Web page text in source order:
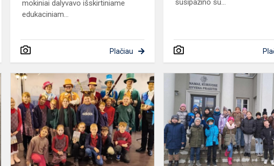
mokiniai dalyvavo išskirtiniame
edukaciniam...
Plačiau
susipažino su...
„Pasidaryk
marškinėlių
spaudos
dirbtuvėse
,,Teatras
suburia
draugus“